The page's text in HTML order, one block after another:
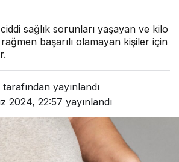
sağlık sorunları yaşayan ve kilo
başarılı olamayan kişiler için
tarafından yayınlandı
2024, 22:57 yayınlandı